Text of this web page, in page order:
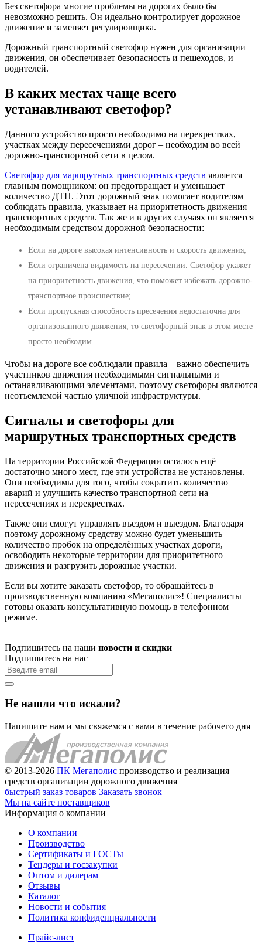
Без светофора многие проблемы на дорогах было бы
невозможно решить. Он идеально контролирует дорожное
движение и заменяет регулировщика.
Дорожный транспортный светофор нужен для организации
движения, он обеспечивает безопасность и пешеходов, и
водителей.
В каких местах чаще всего
устанавливают светофор?
Данного устройство просто необходимо на перекрестках,
участках между пересечениями дорог – необходим во всей
дорожно-транспортной сети в целом.
Светофор для маршрутных транспортных средств является
главным помощником: он предотвращает и уменьшает
количество ДТП. Этот дорожный знак помогает водителям
соблюдать правила, указывает на приоритетность движения
транспортных средств. Так же и в других случаях он является
необходимым средством дорожной безопасности:
Если на дороге высокая интенсивность и скорость движения;
Если ограничена видимость на пересечении. Светофор укажет
на приоритетность движения, что поможет избежать дорожно-
транспортное происшествие;
Если пропускная способность пресечения недостаточна для
организованного движения, то светофорный знак в этом месте
просто необходим.
Чтобы на дороге все соблюдали правила – важно обеспечить
участников движения необходимыми сигнальными и
останавливающими элементами, поэтому светофоры являются
неотъемлемой частью уличной инфраструктуры.
Сигналы и светофоры для
маршрутных транспортных средств
На территории Российской Федерации осталось ещё
достаточно много мест, где эти устройства не установлены.
Они необходимы для того, чтобы сократить количество
аварий и улучшить качество транспортной сети на
пересечениях и перекрестках.
Также они смогут управлять въездом и выездом. Благодаря
поэтому дорожному средству можно будет уменьшить
количество пробок на определённых участках дороги,
освободить некоторые территории для приоритетного
движения и разгрузить дорожные участки.
Если вы хотите заказать светофор, то обращайтесь в
производственную компанию «Мегаполис»! Специалисты
готовы оказать консультативную помощь в телефонном
режиме.
Подпишитесь на наши новости и скидки
Подпишитесь на нас
Не нашли что искали?
Напишите нам и мы свяжемся с вами в течение рабочего дня
© 2013-2026 ПК Мегаполис производство и реализация
средств организации дорожного движения
быстрый заказ товаров Заказать звонок
Мы на сайте поставщиков
Информация о компании
О компании
Производство
Сертификаты и ГОСТы
Тендеры и госзакупки
Оптом и дилерам
Отзывы
Каталог
Новости и события
Политика конфиденциальности
Прайс-лист